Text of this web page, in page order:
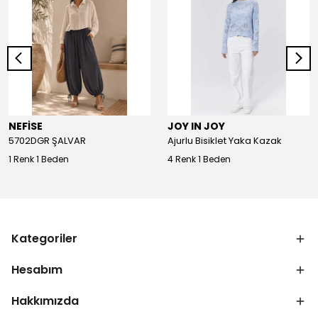
NEFİSE
5702DGR ŞALVAR
1 Renk 1 Beden
JOY IN JOY
Ajurlu Bisiklet Yaka Kazak
4 Renk 1 Beden
Kategoriler
Hesabım
Hakkımızda